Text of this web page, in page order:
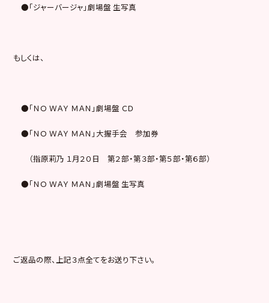
●「ジャーバージャ」劇場盤 生写真
もしくは、
●「ＮＯ ＷＡＹ ＭＡＮ」劇場盤 ＣＤ
●「ＮＯ ＷＡＹ ＭＡＮ」大握手会 参加券
（指原莉乃 １月２０日 第２部・第３部・第５部・第６部）
●「ＮＯ ＷＡＹ ＭＡＮ」劇場盤 生写真
ご返品の際、上記３点全てをお送り下さい。